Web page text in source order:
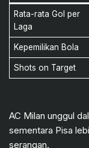
Rata-rata Gol per
Laga
Kepemilikan Bola
Shots on Target
AC Milan unggul
sementara Pisa
serangan.